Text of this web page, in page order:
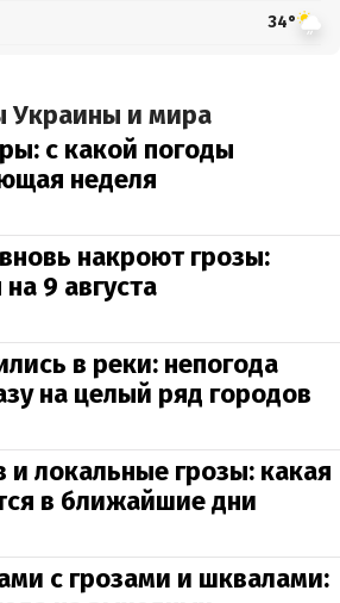
34°
Украины и мира
с какой погоды
неделя
накроют грозы:
9 августа
в реки: непогода
на целый ряд городов
и локальные грозы: какая
в ближайшие дни
с грозами и шквалами: